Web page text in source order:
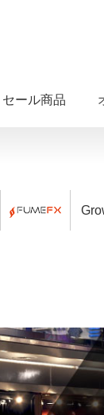
セール商品